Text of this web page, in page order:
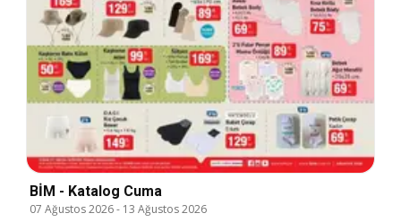
BİM - Katalog Cuma
07 Ağustos 2026- 13 Ağustos 2026